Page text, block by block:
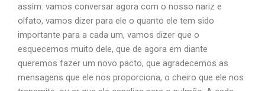
assim: vamos conversar agora com o nosso nariz e
olfato, vamos dizer para ele o quanto ele tem sido
importante para a cada um, vamos dizer que o
esquecemos muito dele, que de agora em diante
queremos fazer um novo pacto, que agradecemos as
mensagens que ele nos proporciona, o cheiro que ele nos